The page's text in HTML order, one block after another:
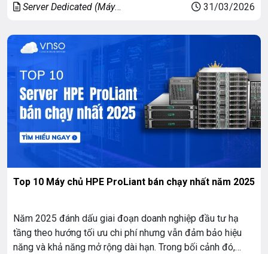
đãi, khuyến mãi thuê Server cực hấp dẫn […]
Server Dedicated (Máy
31/03/2026
Top 10 Máy chủ HPE ProLiant bán chạy nhất năm 2025
Năm 2025 đánh dấu giai đoạn doanh nghiệp đầu tư hạ
tầng theo hướng tối ưu chi phí nhưng vẫn đảm bảo hiệu
năng và khả năng mở rộng dài hạn. Trong bối cảnh đó,